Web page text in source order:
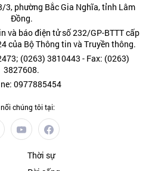
3, phường Bắc Gia Nghĩa, tỉnh Lâm
Đồng.
và báo điện tử số 232/GP-BTTT cấp
của Bộ Thông tin và Truyền thông.
(0263) 3810443 - Fax: (0263)
3827608.
0977885454
nối chúng tôi tại:
Thời sự